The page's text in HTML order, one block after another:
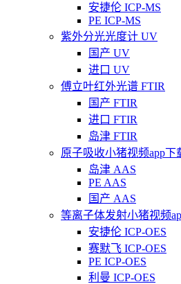
安捷伦 ICP-MS
PE ICP-MS
紫外分光光度计 UV
国产 UV
进口 UV
傅立叶红外光谱 FTIR
国产 FTIR
进口 FTIR
岛津 FTIR
原子吸收小猪视频app下
岛津 AAS
PE AAS
国产 AAS
等离子体发射小猪视频
安捷伦 ICP-OES
赛默飞 ICP-OES
PE ICP-OES
利曼 ICP-OES